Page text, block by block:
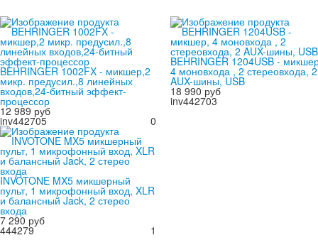
BEHRINGER 1002FX - микшер,2
микр. предусил.,8 линейных
входов,24-битный эффект-
процессор
12 989 руб
0
inv442705
BEHRINGER 1204USB -
4 моновхода , 2 стереовхода, 2
AUX-шины, USB
18 990 руб
inv442703
INVOTONE MX5 микшерный
пульт, 1 микрофонный вход, XLR
и балансный Jack, 2 стерео
входа
7 290 руб
1
444279